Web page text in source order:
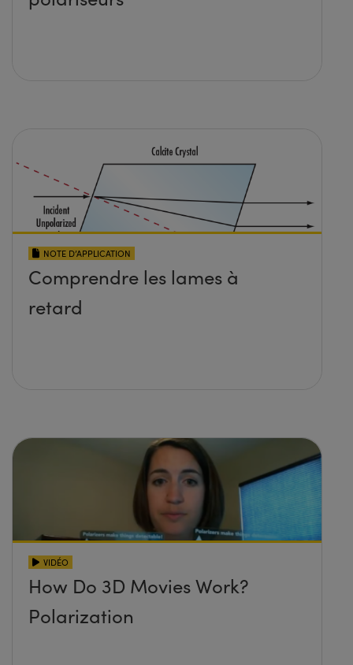
NOTE D’APPLICATION
Comprendre les lames à
retard
VIDÉO
How Do 3D Movies Work?
Polarization